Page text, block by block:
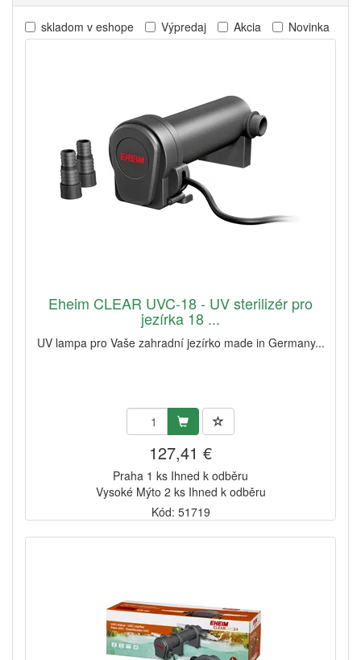
skladom v eshope Výpredaj Akcia Novinka
Eheim CLEAR UVC-18 - UV sterilizér pro
jezírka 18 ...
UV lampa pro Vaše zahradní jezírko made in Germany...
127,41 €
Praha 1 ks Ihned k odběru
Vysoké Mýto 2 ks Ihned k odběru
Kód: 51719